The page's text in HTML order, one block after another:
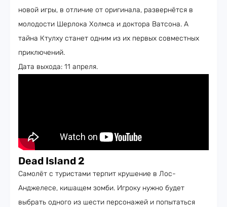
новой игры, в отличие от оригинала, развернётся в
молодости Шерлока Холмса и доктора Ватсона. А
тайна Ктулху станет одним из их первых совместных
приключений.
Дата выхода: 11 апреля.
Dead Island 2
Самолёт с туристами терпит крушение в Лос-
Анджелесе, кишащем зомби. Игроку нужно будет
выбрать одного из шести персонажей и попытаться